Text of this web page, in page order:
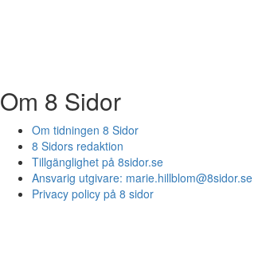
Om 8 Sidor
Om tidningen 8 Sidor
8 Sidors redaktion
Tillgänglighet på 8sidor.se
Ansvarig utgivare: marie.hillblom@8sidor.se
Privacy policy på 8 sidor